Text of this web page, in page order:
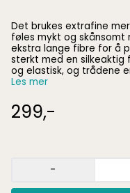
Det brukes extrafine
føles mykt og skånsomt
ekstra lange fibre for å
sterkt med en silkeaktig
og elastisk, og trådene
ekstra styrke til garnet. Garnet kan brukes til sokker, sjal,
svært godt egnet til barne- og
Les mer
299,-
-